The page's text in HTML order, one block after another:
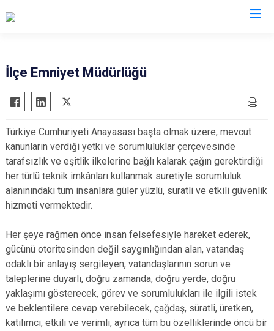
19 Mayıs
Alaçam
Asarcık
Ayvacık
Bafra
Çarşamba
Havza
Kavak
Ladik
Terme
Vezirköprü
Yakakent
Atakum
İlkadım
İlçe Emniyet Müdürlüğü
Türkiye Cumhuriyeti Anayasası başta olmak üzere, mevcut
kanunların verdiği yetki ve sorumluluklar çerçevesinde
tarafsızlık ve eşitlik ilkelerine bağlı kalarak çağın gerektirdiği
her türlü teknik imkânları kullanmak suretiyle sorumluluk
alanınındaki tüm insanlara güler yüzlü, süratli ve etkili güvenlik
hizmeti vermektedir.
Her şeye rağmen önce insan felsefesiyle hareket ederek,
gücünü otoritesinden değil saygınlığından alan, vatandaş
odaklı bir anlayış sergileyen, vatandaşlarının sorun ve
taleplerine duyarlı, doğru zamanda, doğru yerde, doğru
yaklaşımı gösterecek, görev ve sorumlulukları ile ilgili istek
ve beklentilere cevap verebilecek, çağdaş, süratli, üretken,
katılımcı, etkili ve verimli, ayrıca tüm bu özelliklerinde öncü bir